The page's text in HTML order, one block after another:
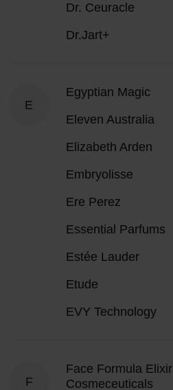
Dr. Ceuracle
Dr.Jart+
E
Egyptian Magic
Eleven Australia
Elizabeth Arden
Embryolisse
Ere Perez
Essential Parfums
Estée Lauder
Etude
EVY Technology
F
Face Formula Elixir
Cosmeceuticals